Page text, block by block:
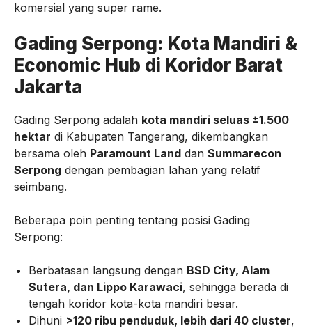
komersial yang super rame.
Gading Serpong: Kota Mandiri &
Economic Hub di Koridor Barat
Jakarta
Gading Serpong adalah kota mandiri seluas ±1.500
hektar di Kabupaten Tangerang, dikembangkan
bersama oleh Paramount Land dan Summarecon
Serpong dengan pembagian lahan yang relatif
seimbang.
Beberapa poin penting tentang posisi Gading
Serpong:
Berbatasan langsung dengan BSD City, Alam
Sutera, dan Lippo Karawaci, sehingga berada di
tengah koridor kota-kota mandiri besar.
Dihuni >120 ribu penduduk, lebih dari 40 cluster,